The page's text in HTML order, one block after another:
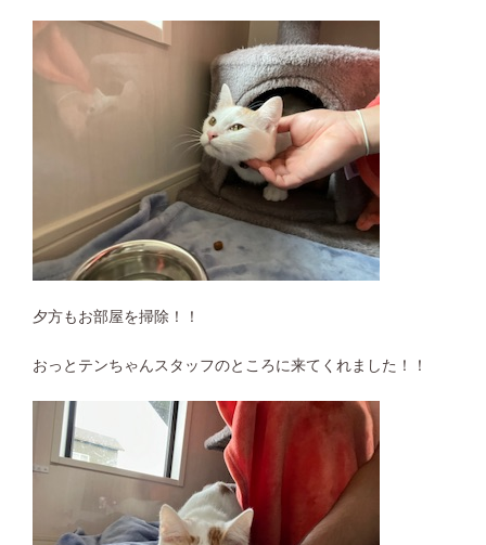
夕方もお部屋を掃除！！
おっとテンちゃんスタッフのところに来てくれました！！